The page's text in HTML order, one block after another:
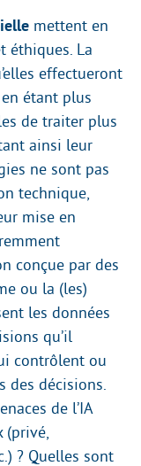
mettent en
éthiques. La
effectueront
étant plus
de traiter plus
ainsi leur
ne sont pas
technique,
mise en
conçue par des
ou la (les)
les données
qu’il
contrôlent ou
des décisions.
de l’IA
(privé,
? Quelles sont